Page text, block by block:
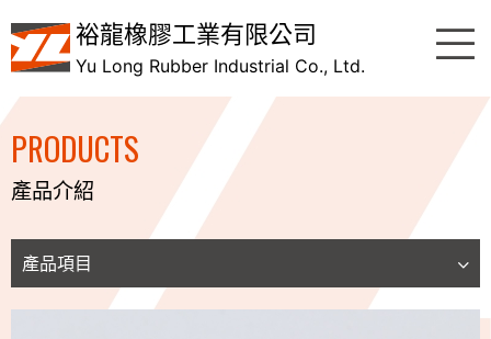
裕龍橡膠工業有限公司
Yu Long Rubber Industrial Co., Ltd.
PRODUCTS
產品介紹
產品項目